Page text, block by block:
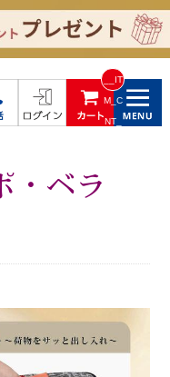
__IT
M_C
NT_
・ベラ